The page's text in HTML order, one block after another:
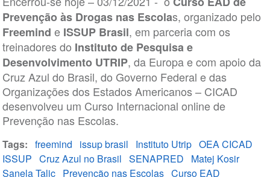
Prevenção às Drogas nas Escolas, organizado pelo
Freemind e ISSUP Brasil, em parceria com os
treinadores do Instituto de Pesquisa e
Desenvolvimento UTRIP, da Europa e com apoio da
Cruz Azul do Brasil, do Governo Federal e das
Organizações dos Estados Americanos – CICAD
desenvolveu um Curso Internacional online de
Prevenção nas Escolas.
Tags freemind issup brasil Instituto Utrip OEA CICAD
ISSUP Cruz Azul no Brasil SENAPRED
Matej Kosir
Sanela Talic Prevenção nas Escolas Curso EAD